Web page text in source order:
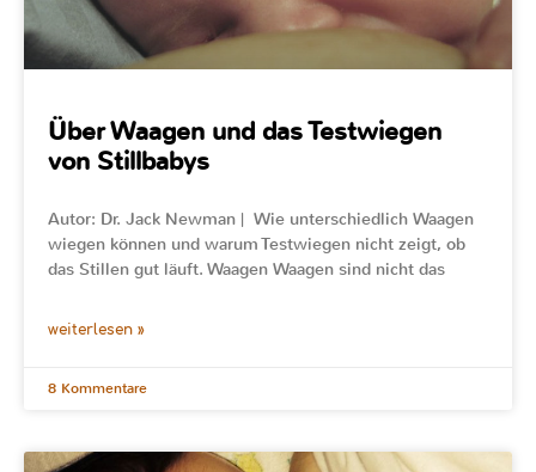
Über Waagen und das Testwiegen
von Stillbabys
Autor: Dr. Jack Newman | Wie unterschiedlich Waagen
wiegen können und warum Testwiegen nicht zeigt, ob
das Stillen gut läuft. Waagen Waagen sind nicht das
weiterlesen »
8 Kommentare